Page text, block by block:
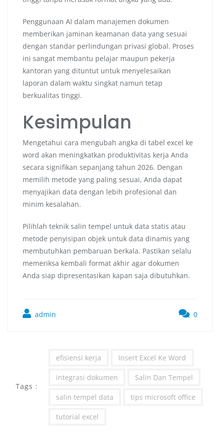
Penggunaan AI dalam manajemen dokumen
memberikan jaminan keamanan data yang sesuai
dengan standar perlindungan privasi global. Proses
ini sangat membantu pelajar maupun pekerja
kantoran yang dituntut untuk menyelesaikan
laporan dalam waktu singkat namun tetap
berkualitas tinggi.
Kesimpulan
Mengetahui cara mengubah angka di tabel excel ke
word akan meningkatkan produktivitas kerja Anda
secara signifikan sepanjang tahun 2026. Dengan
memilih metode yang paling sesuai, Anda dapat
menyajikan data dengan lebih profesional dan
minim kesalahan.
Pilihlah teknik salin tempel untuk data statis atau
metode penyisipan objek untuk data dinamis yang
membutuhkan pembaruan berkala. Pastikan selalu
memeriksa kembali format akhir agar dokumen
Anda siap dipresentasikan kapan saja dibutuhkan.
admin 0
Tags :
efisiensi kerja Insert Excel Ke Word
integrasi dokumen Salin Dan Tempel
salin tempel data tips microsoft office
tutorial excel